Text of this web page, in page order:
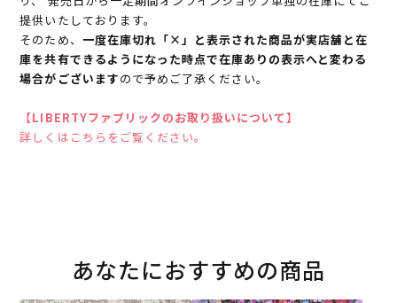
提供いたしております。
そのため、 一度在庫切れ「×」と表示された商品が実店舗と在
庫を共有できるようになった時点で在庫ありの表示へと変わる
場合がございますので予めご了承ください。
【LIBERTYファブリックのお取り扱いについて】
詳しくはこちらをご覧ください。
あなたにおすすめの商品